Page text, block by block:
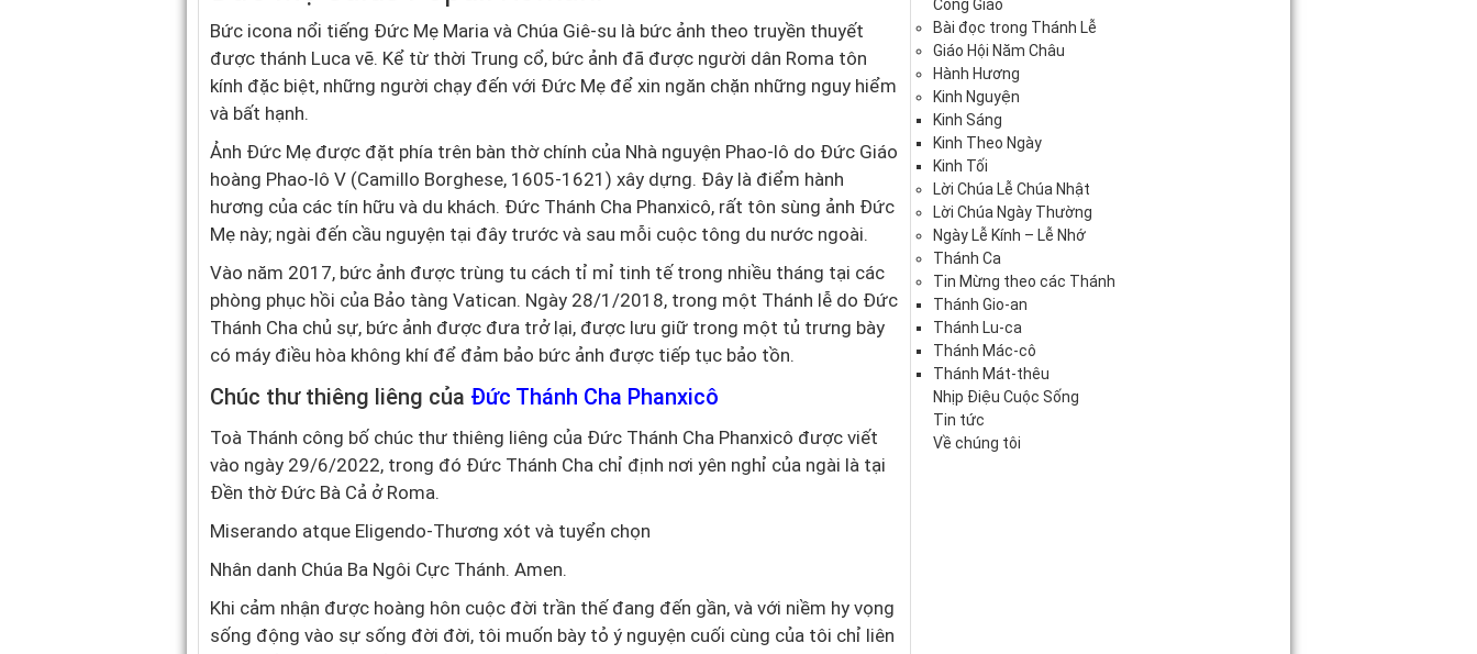
Bức icona nổi tiếng Đức Mẹ Maria và Chúa Giê-su là bức ảnh theo truyền thuyết
được thánh Luca vẽ. Kể từ thời Trung cổ, bức ảnh đã được người dân Roma tôn
kính đặc biệt, những người chạy đến với Đức Mẹ để xin ngăn chặn những nguy hiểm
và bất hạnh.
Ảnh Đức Mẹ được đặt phía trên bàn thờ chính của Nhà nguyện Phao-lô do Đức Giáo
hoàng Phao-lô V (Camillo Borghese, 1605-1621) xây dựng. Đây là điểm hành
hương của các tín hữu và du khách. Đức Thánh Cha Phanxicô, rất tôn sùng ảnh Đức
Mẹ này; ngài đến cầu nguyện tại đây trước và sau mỗi cuộc tông du nước ngoài.
Vào năm 2017, bức ảnh được trùng tu cách tỉ mỉ tinh tế trong nhiều tháng tại các
phòng phục hồi của Bảo tàng Vatican. Ngày 28/1/2018, trong một Thánh lễ do Đức
Thánh Cha chủ sự, bức ảnh được đưa trở lại, được lưu giữ trong một tủ trưng bày
có máy điều hòa không khí để đảm bảo bức ảnh được tiếp tục bảo tồn.
Chúc thư thiêng liêng của Đức Thánh Cha Phanxicô
Toà Thánh công bố chúc thư thiêng liêng của Đức Thánh Cha Phanxicô được viết
vào ngày 29/6/2022, trong đó Đức Thánh Cha chỉ định nơi yên nghỉ của ngài là tại
Đền thờ Đức Bà Cả ở Roma.
Miserando atque Eligendo-Thương xót và tuyển chọn
Nhân danh Chúa Ba Ngôi Cực Thánh. Amen.
Khi cảm nhận được hoàng hôn cuộc đời trần thế đang đến gần, và với niềm hy vọng
sống động vào sự sống đời đời, tôi muốn bày tỏ ý nguyện cuối cùng của tôi chỉ liên
Công Giáo
Bài đọc trong Thánh Lễ
Giáo Hội Năm Châu
Hành Hương
Kinh Nguyện
Kinh Sáng
Kinh Theo Ngày
Kinh Tối
Lời Chúa Lễ Chúa Nhật
Lời Chúa Ngày Thường
Ngày Lễ Kính – Lễ Nhớ
Thánh Ca
Tin Mừng theo các Thánh
Thánh Gio-an
Thánh Lu-ca
Thánh Mác-cô
Thánh Mát-thêu
Nhịp Điệu Cuộc Sống
Tin tức
Về chúng tôi